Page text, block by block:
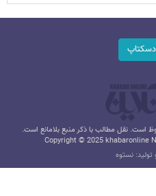
است. نقل مطالب با ذکر منبع بلامانع است.
Copyright © 2025 khabaronline
نستوه